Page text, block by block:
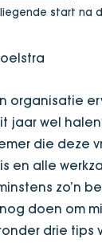
start na
organisatie
jaar wel
die deze
en alle
zo’n
doen om
drie